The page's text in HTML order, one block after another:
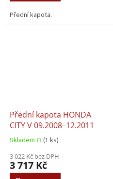
Přední kapota.
Přední kapota HONDA
CITY V 09.2008–12.2011
Skladem 𖠿 (1 ks)
3 022 Kč bez DPH
3 717 Kč